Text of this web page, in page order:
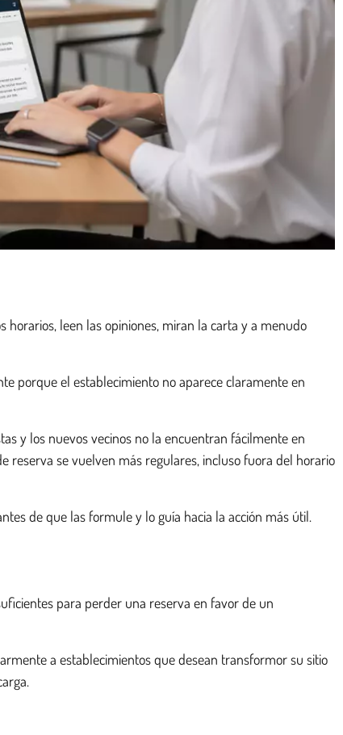
horarios, leen las opiniones, miran la carta y a menudo
porque el establecimiento no aparece claramente en
y los nuevos vecinos no la encuentran fácilmente en
reserva se vuelven más regulares, incluso fuora del horario
de que las formule y lo guía hacia la acción más útil.
para perder una reserva en favor de un
a establecimientos que desean transformor su sitio